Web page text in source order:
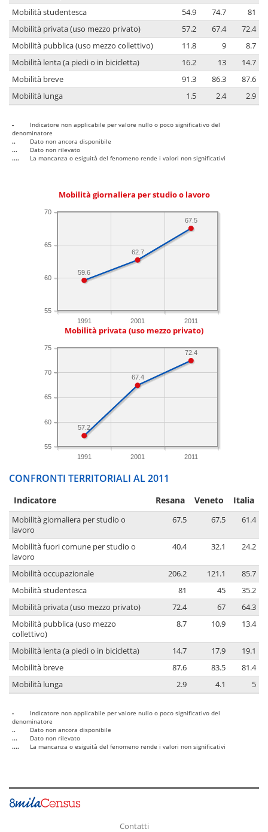
Mobilità studentesca
54.9 74.7
81
Mobilità privata (uso mezzo privato)
57.2 67.4
72.4
Mobilità pubblica (uso mezzo collettivo)
11.8 9
8.7
Mobilità lenta (a piedi o in bicicletta)
16.2 13
14.7
Mobilità breve
91.3 86.3
87.6
Mobilità lunga
1.5 2.4 2.9
-
Indicatore non applicabile per valore nullo o poco significativo del
denominatore
..
Dato non ancora disponibile
...
Dato non rilevato
....
La mancanza o esiguità del fenomeno rende i valori non significativi
Mobilità giornaliera per studio o lavoro
1991 2001 2011
55
60
65
70
67.5
62.7
59.6
Mobilità privata (uso mezzo privato)
1991 2001 2011
55
60
65
70
75
72.4
67.4
57.2
CONFRONTI TERRITORIALI AL 2011
Indicatore Resana Veneto Italia
Mobilità giornaliera per studio o
lavoro
67.5 67.5 61.4
Mobilità fuori comune per studio o
lavoro
40.4 32.1 24.2
Mobilità occupazionale 206.2 121.1
85.7
Mobilità studentesca
81 45
35.2
Mobilità privata (uso mezzo privato)
72.4 67
64.3
Mobilità pubblica (uso mezzo
collettivo)
8.7 10.9 13.4
Mobilità lenta (a piedi o in bicicletta) 14.7 17.9
19.1
Mobilità breve
87.6 83.5
81.4
Mobilità lunga
2.9 4.1 5
-
Indicatore non applicabile per valore nullo o poco significativo del
denominatore
..
Dato non ancora disponibile
...
Dato non rilevato
....
La mancanza o esiguità del fenomeno rende i valori non significativi
Contatti